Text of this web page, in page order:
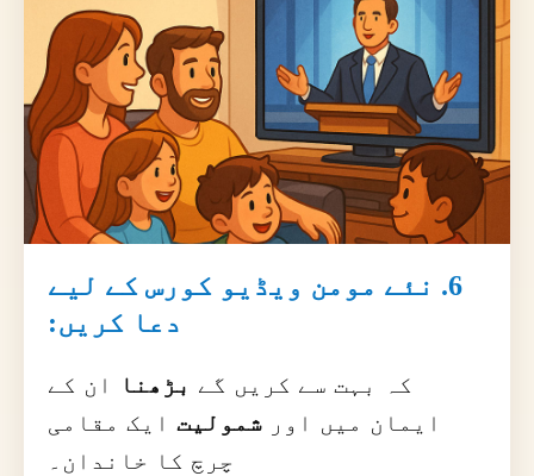
6. نئے مومن ویڈیو کورس کے لیے
دعا کریں:
کہ بہت سے کریں گے بڑھنا
ان کے
ایمان میں اور شمولیت ایک مقامی
چرچ کا خاندان۔